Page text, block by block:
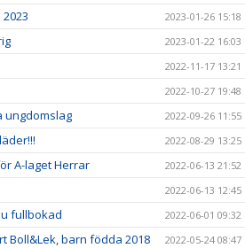
2023-01-26 15:18
2023-01-22 16:03
2022-11-17 13:21
2022-10-27 19:48
ungdomslag 2022-09-26 11:55
2022-08-29 13:25
A-laget Herrar 2022-06-13 21:52
2022-06-13 12:45
fullbokad 2022-06-01 09:32
Boll&Lek, barn födda 2018 2022-05-24 08:47